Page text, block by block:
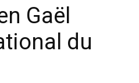
Gaël
du